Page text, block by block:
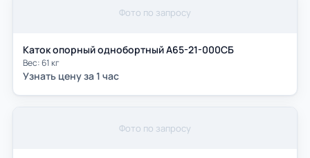
Фото по запросу
Каток опорный однобортный A65-21-000СБ
Вес: 61 кг
Узнать цену за 1 час
Фото по запросу